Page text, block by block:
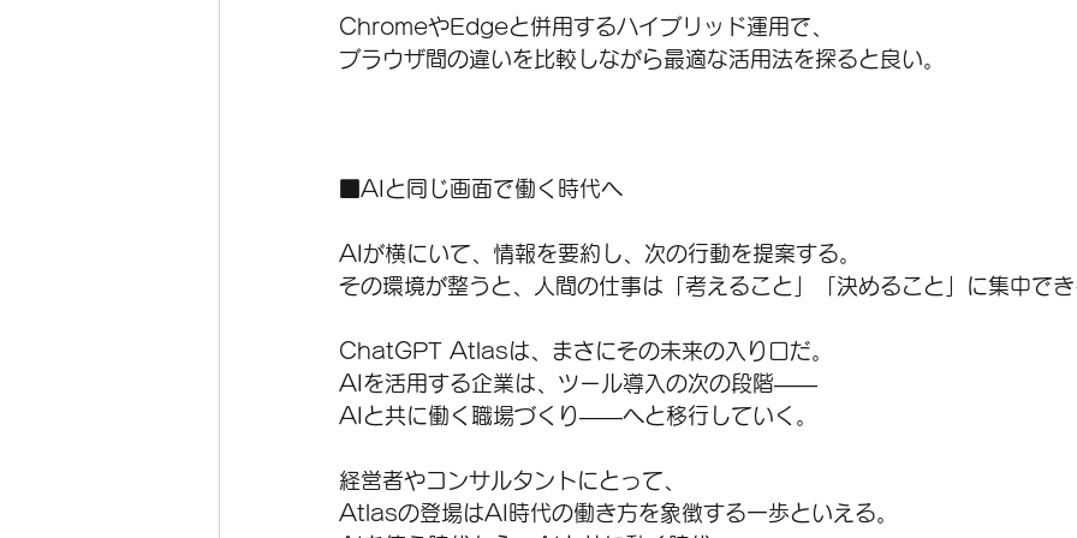
ChromeやEdgeと併用するハイブリッド運用で、
ブラウザ間の違いを比較しながら最適な活用法を探ると良い。
■AIと同じ画面で働く時代へ
AIが横にいて、情報を要約し、次の行動を提案する。
その環境が整うと、人間の仕事は「考えること」「決めること」に集中で
ChatGPT Atlasは、まさにその未来の入り口だ。
AIを活用する企業は、ツール導入の次の段階――
AIと共に働く職場づくり――へと移行していく。
経営者やコンサルタントにとって、
Atlasの登場はAI時代の働き方を象徴する一歩といえる。